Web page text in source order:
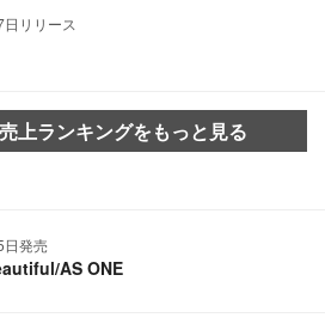
リリース
上ランキングをもっと見る
発売
AS ONE